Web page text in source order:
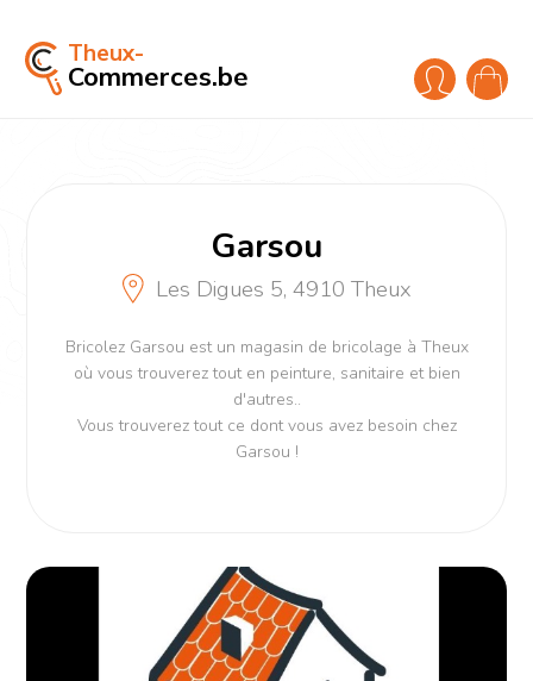
Theux-
Commerces.be
Garsou
Les Digues 5, 4910 Theux
Bricolez Garsou est un magasin de bricolage à Theux
où vous trouverez tout en peinture, sanitaire et bien
d'autres..
Vous trouverez tout ce dont vous avez besoin chez
Garsou !